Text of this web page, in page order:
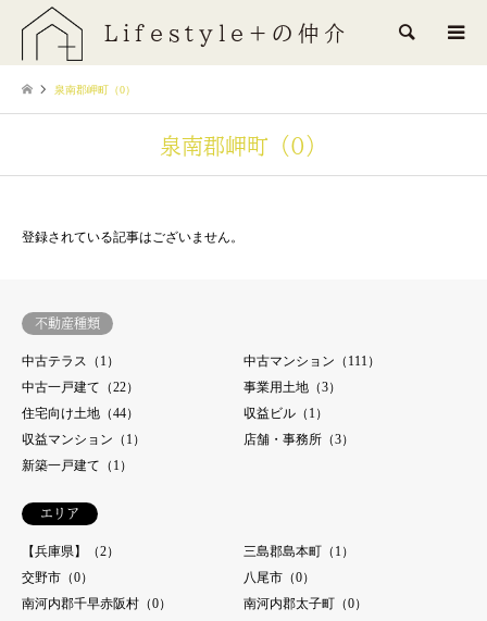
Lifestyle+の仲介 検索
泉南郡岬町（0）
泉南郡岬町（0）
登録されている記事はございません。
不動産種類
中古テラス（1）
中古マンション（111）
中古一戸建て（22）
事業用土地（3）
住宅向け土地（44）
収益ビル（1）
収益マンション（1）
店舗・事務所（3）
新築一戸建て（1）
エリア
【兵庫県】（2）
三島郡島本町（1）
交野市（0）
八尾市（0）
南河内郡千早赤阪村（0）
南河内郡太子町（0）